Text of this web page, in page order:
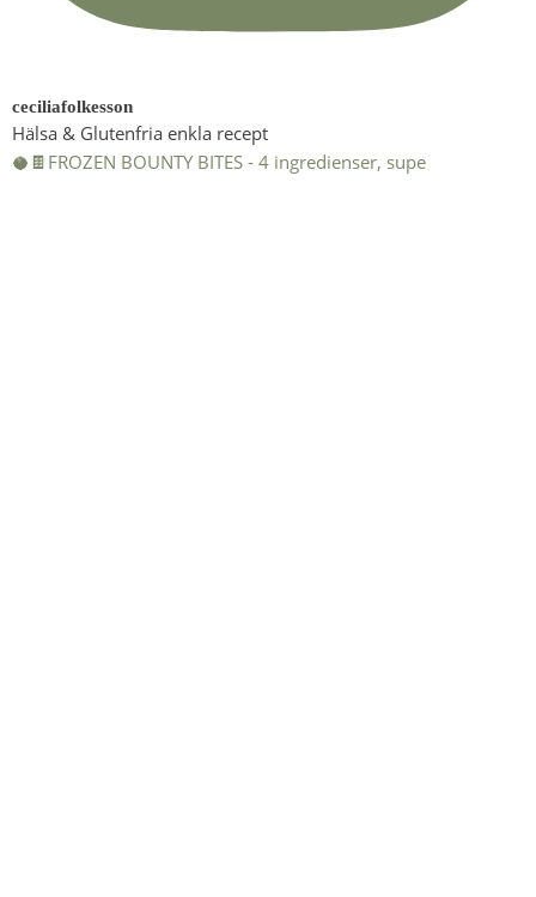
ceciliafolkesson
Hälsa & Glutenfria enkla recept
🥥🍫FROZEN BOUNTY BITES - 4 ingredienser, supe